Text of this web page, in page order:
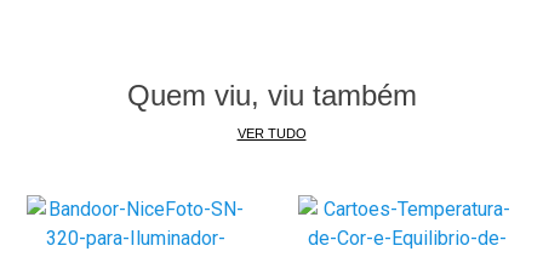
• Design oval com interior prateado de alta
reflexão, concentra e direciona a propagação de luz
Quem viu, viu também
VER TUDO